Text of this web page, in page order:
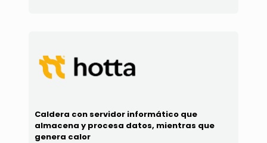
Caldera con servidor informático que
almacena y procesa datos, mientras que
genera calor